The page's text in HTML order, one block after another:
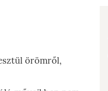
örömről,